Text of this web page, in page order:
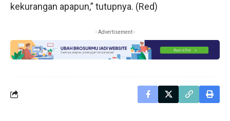
kekurangan apapun,” tutupnya. (Red)
- Advertisement -